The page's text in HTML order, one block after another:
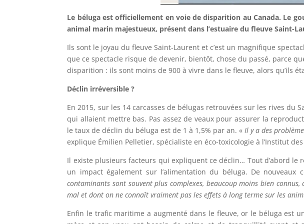
Le béluga est officiellement en voie de disparition au Canada. Le
animal marin majestueux, présent dans l’estuaire du fleuve Saint-
Ils sont le joyau du fleuve Saint-Laurent et c’est un magnifique
que ce spectacle risque de devenir, bientôt, chose du passé, parce
disparition : ils sont moins de 900 à vivre dans le fleuve, alors qu’ils
Déclin irréversible ?
En 2015, sur les 14 carcasses de bélugas retrouvées sur les rives
qui allaient mettre bas. Pas assez de veaux pour assurer la
le taux de déclin du béluga est de 1 à 1,5% par an. «Il y a des
explique Émilien Pelletier, spécialiste en éco-toxicologie à l’Institut
Il existe plusieurs facteurs qui expliquent ce déclin… Tout d’abord
un impact également sur l’alimentation du béluga. De
contaminants sont souvent plus complexes, beaucoup moins bien
mal et dont on ne connaît vraiment pas les effets à long terme sur les
Enfin le trafic maritime a augmenté dans le fleuve, or le béluga est